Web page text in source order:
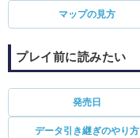
マップの見方
プレイ前に読みたい
発売日
データ引き継ぎのやり方